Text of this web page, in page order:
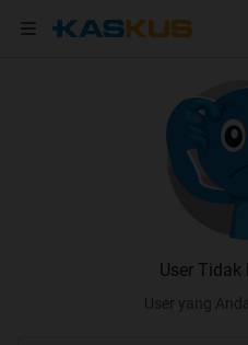
User Tidak
User yang